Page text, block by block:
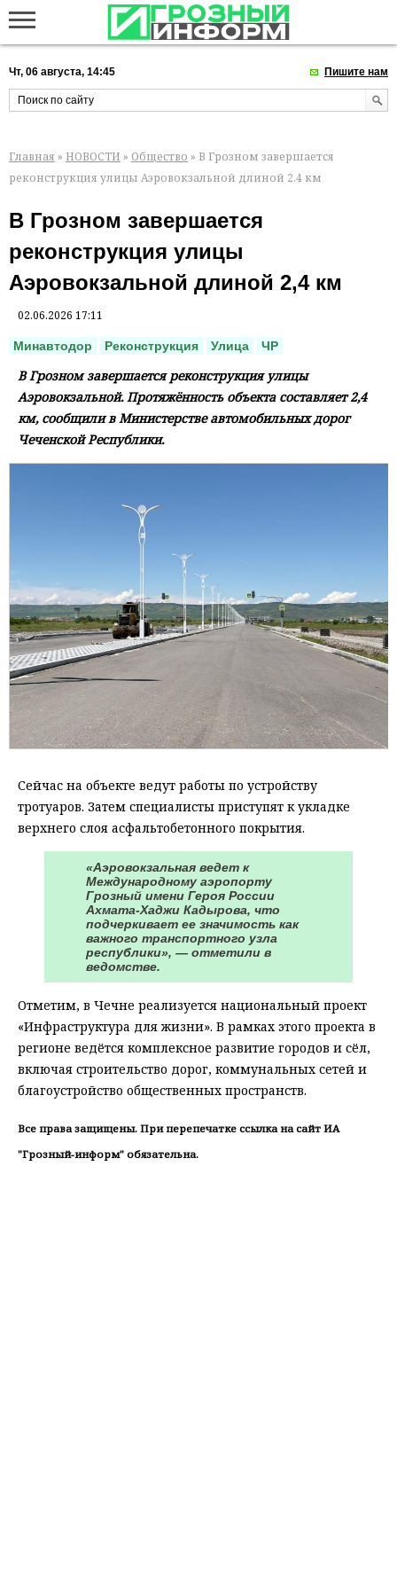
Чт, 06 августа, 14:45 Пишите нам
Главная » НОВОСТИ » Общество » В Грозном завершается
реконструкция улицы Аэровокзальной длиной 2,4 км
В Грозном завершается
реконструкция улицы
Аэровокзальной длиной 2,4 км
02.06.2026 17:11
Минавтодор Реконструкция Улица ЧР
В Грозном завершается реконструкция улицы
Аэровокзальной. Протяжённость объекта составляет 2,4
км, сообщили в Министерстве автомобильных дорог
Чеченской Республики.
Сейчас на объекте ведут работы по устройству
тротуаров. Затем специалисты приступят к укладке
верхнего слоя асфальтобетонного покрытия.
«Аэровокзальная ведет к
Международному аэропорту
Грозный имени Героя России
Ахмата-Хаджи Кадырова, что
подчеркивает ее значимость как
важного транспортного узла
республики», — отметили в
ведомстве.
Отметим, в Чечне реализуется национальный проект
«Инфраструктура для жизни». В рамках этого проекта в
регионе ведётся комплексное развитие городов и сёл,
включая строительство дорог, коммунальных сетей и
благоустройство общественных пространств.
Все права защищены. При перепечатке ссылка на сайт ИА
"Грозный-информ" обязательна.